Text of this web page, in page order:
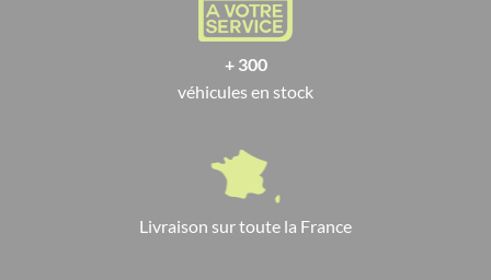
+ 300
véhicules en stock
Livraison sur toute la France